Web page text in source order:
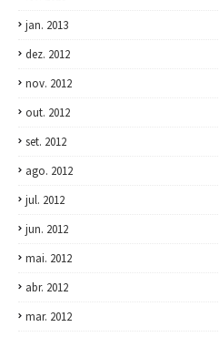
jan. 2013
dez. 2012
nov. 2012
out. 2012
set. 2012
ago. 2012
jul. 2012
jun. 2012
mai. 2012
abr. 2012
mar. 2012